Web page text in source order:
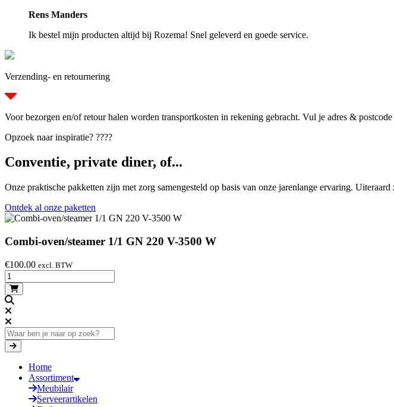
Rens Manders
Ik bestel mijn producten altijd bij Rozema! Snel geleverd en goede service.
Verzending- en retournering
Voor bezorgen en/of retour halen worden transportkosten in rekening gebracht. Vul je adres &
Opzoek naar inspiratie? ????
Conventie, private diner, of...
Onze praktische pakketten zijn met zorg samengesteld op basis van onze jarenlange ervaring.
Ontdek al onze paketten
Combi-oven/steamer 1/1 GN 220 V-3500 W
€100.00 excl. BTW
Home
Assortiment
Meubilair
Serveerartikelen